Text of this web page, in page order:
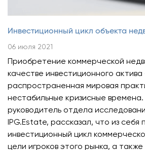
Инвестиционный цикл объекта
06 июля 2021
Приобретение коммерческой
качестве инвестиционного актива
распространенная мировая
нестабильные кризисные
руководитель отдела
IPG.Estate, рассказал, что из себя
инвестиционный цикл
цели игроков этого рынка, а также